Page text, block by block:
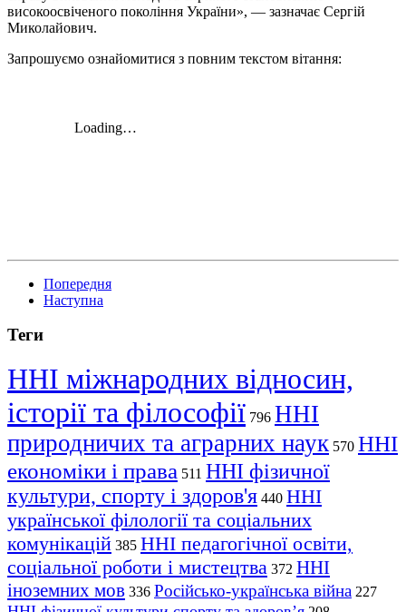
високоосвіченого покоління України», — зазначає Сергій
Миколайович.
Запрошуємо ознайомитися з повним текстом вітання:
Попередня
Наступна
Теги
ННІ міжнародних відносин,
історії та філософії 796 ННІ
природничих та аграрних наук 570 ННІ
економіки і права 511 ННІ фізичної
культури, спорту і здоров'я 440 ННІ
української філології та соціальних
комунікацій 385 ННІ педагогічної освіти,
соціальної роботи і мистецтва 372 ННІ
іноземних мов 336 Російсько-українська війна 227